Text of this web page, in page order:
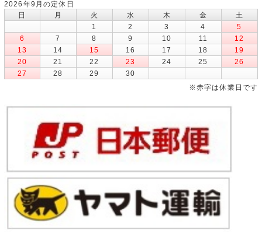
2026年9月の定休日
日
月 火 水 木 金
土
1
2 3 4
5
6
7 8 9 10 11
12
13
14 15 16 17 18
19
20
21 22 23 24 25
26
27
28 29
30
※赤字は休業日です